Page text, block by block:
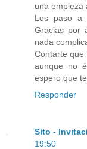
una empieza
Los paso a
Gracias por
nada
Contarte que
aunque no
espero que
Responder
Sito -
19:50